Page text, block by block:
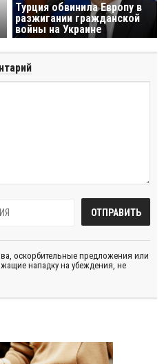
Турция обвинила Европу в
разжигании гражданской
войны на Украине
оскорбительные предложения или
нападку на убеждения, не